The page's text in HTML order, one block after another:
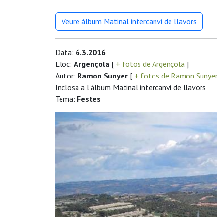
Veure àlbum Matinal intercanvi de llavors
Data: 6.3.2016
Lloc: Argençola [ + fotos de Argençola ]
Autor: Ramon Sunyer [ + fotos de Ramon
Inclosa a l'àlbum Matinal intercanvi de llavors
Tema: Festes